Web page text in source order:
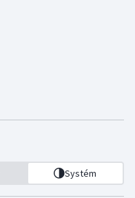
Systém